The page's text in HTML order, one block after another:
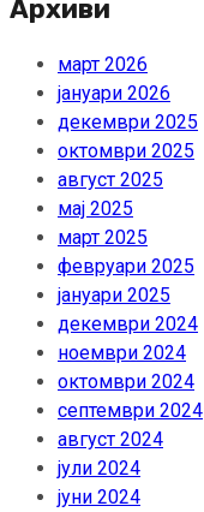
Архиви
март 2026
јануари 2026
декември 2025
октомври 2025
август 2025
мај 2025
март 2025
февруари 2025
јануари 2025
декември 2024
ноември 2024
октомври 2024
септември 2024
август 2024
јули 2024
јуни 2024